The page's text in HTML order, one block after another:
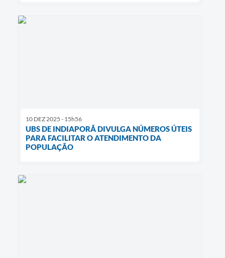
10 DEZ 2025 - 15h56
UBS DE INDIAPORÃ DIVULGA NÚMEROS ÚTEIS
PARA FACILITAR O ATENDIMENTO DA
POPULAÇÃO